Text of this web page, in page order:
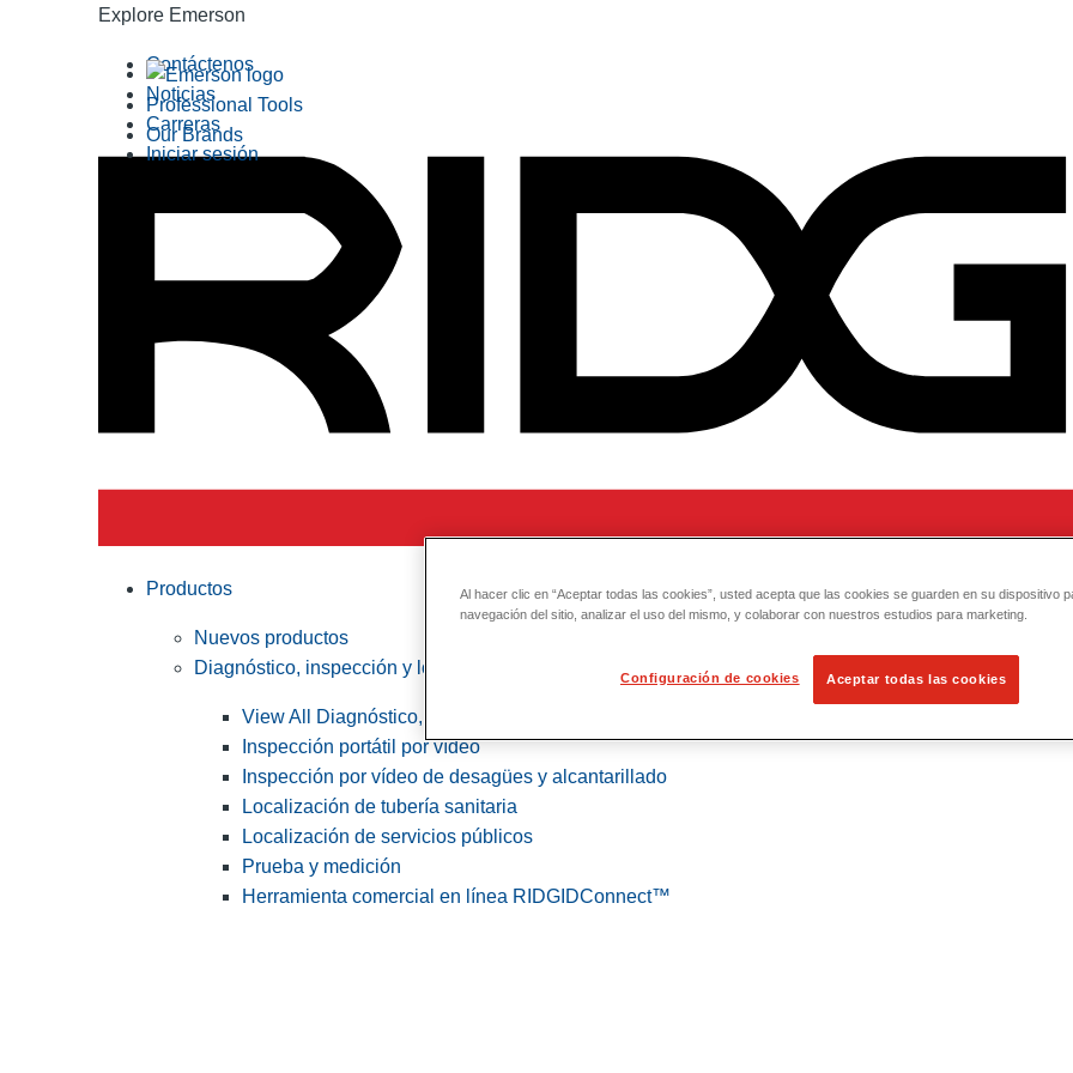
Explore Emerson
Professional Tools
Our Brands
Contáctenos
Noticias
Carreras
Iniciar sesión
Productos
Nuevos productos
Diagnóstico, inspección y localización
View All Diagnóstico, inspección y localización
Inspección portátil por vídeo
Inspección por vídeo de desagües y alcantarillado
Localización de tubería sanitaria
Localización de servicios públicos
Prueba y medición
Herramienta comercial en línea RIDGIDConnect™
Al hacer clic en “Aceptar todas las cookies”, usted acepta que las cookies se guarden en su dispositivo
navegación del sitio, analizar el uso del mismo, y colaborar con nuestros estudios para marketing.
Configuración de cookies Aceptar todas las cookies